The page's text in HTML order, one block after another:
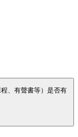
、有聲書等）是否有